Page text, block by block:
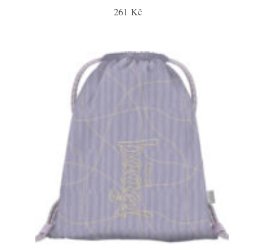
261 Kč